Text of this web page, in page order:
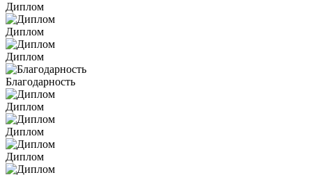
Диплом
Диплом
Диплом
Благодарность
Диплом
Диплом
Диплом